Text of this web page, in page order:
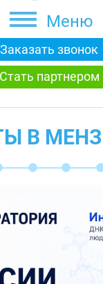
Меню
Заказать звонок
Стать партнером
В